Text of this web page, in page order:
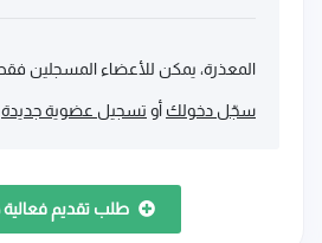
المعذرة، يمكن للأعضاء المسجلين
سجّل دخولك أو تسجيل عضوية جديدة
طلب تقديم فعالية